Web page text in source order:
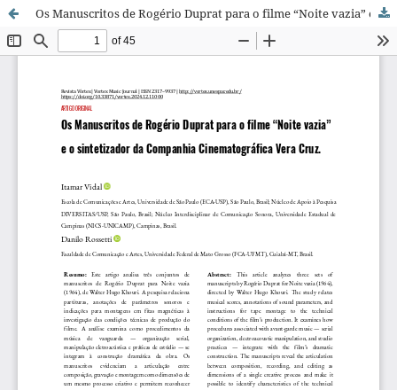
Os Manuscritos de Rogério Duprat para o filme “Noite vazia” e o sintetizador da Companhia Cinematográfica Vera Cruz.